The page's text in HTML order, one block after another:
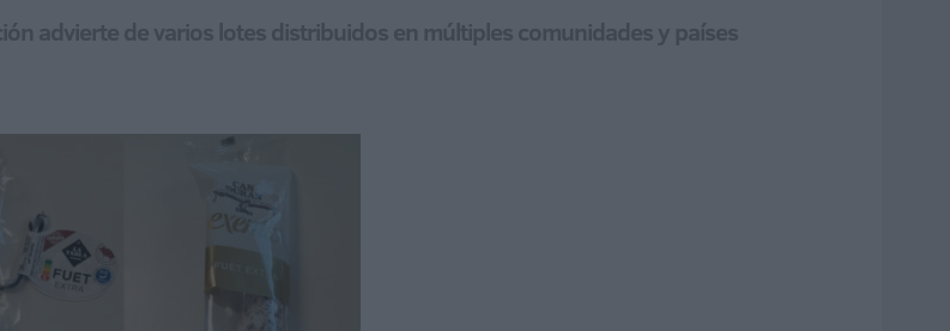
advierte de varios lotes distribuidos en múltiples comunidades y países